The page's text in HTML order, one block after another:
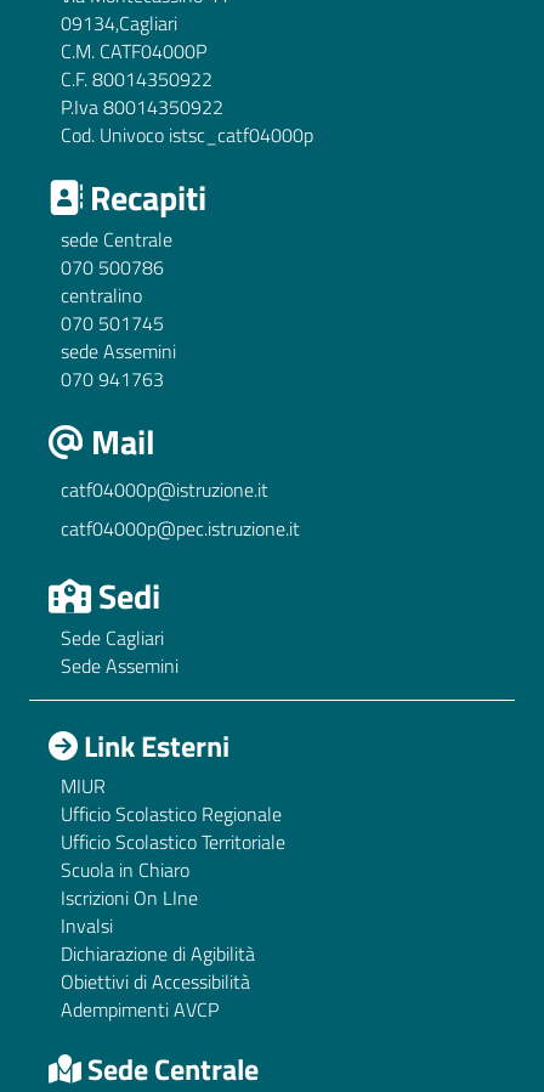
09134,Cagliari
C.M. CATF04000P
C.F. 80014350922
P.Iva 80014350922
Cod. Univoco istsc_catf04000p
Recapiti
sede Centrale
070 500786
centralino
070 501745
sede Assemini
070 941763
Mail
catf04000p@istruzione.it
catf04000p@pec.istruzione.it
Sedi
Sede Cagliari
Sede Assemini
Link Esterni
MIUR
Ufficio Scolastico Regionale
Ufficio Scolastico Territoriale
Scuola in Chiaro
Iscrizioni On LIne
Invalsi
Dichiarazione di Agibilità
Obiettivi di Accessibilità
Adempimenti AVCP
Sede Centrale